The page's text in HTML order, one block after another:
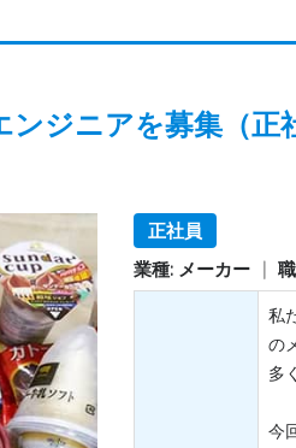
ンジニアを募集（
正社員
業種: メーカー |
私
の
多
今